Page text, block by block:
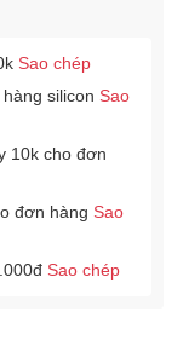
Sao chép
silicon Sao
10k cho đơn
đơn hàng Sao
Sao chép